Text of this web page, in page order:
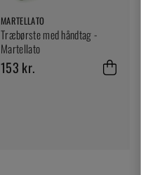
MARTELLATO
Træbørste med håndtag -
Martellato
153 kr.